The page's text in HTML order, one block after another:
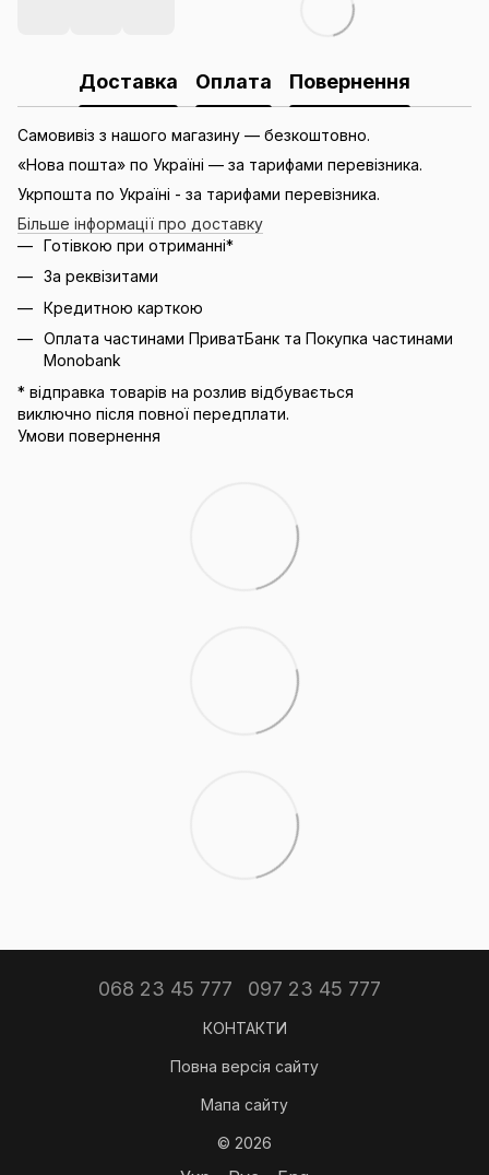
Доставка Оплата Повернення
Самовивіз з нашого магазину — безкоштовно.
«Нова пошта» по Україні — за тарифами перевізника.
Укрпошта по Україні - за тарифами перевізника.
Більше інформації про доставку
Готівкою при отриманні*
За реквізитами
Кредитною карткою
Оплата частинами ПриватБанк та Покупка частинами
Monobank
* відправка товарів на розлив відбувається
виключно після повної передплати.
Умови повернення
068 23 45 777 097 23 45 777
КОНТАКТИ
Повна версія сайту
Мапа сайту
© 2026